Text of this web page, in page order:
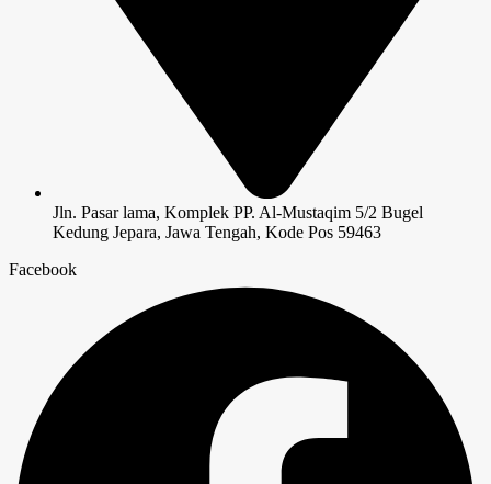
Jln. Pasar lama, Komplek PP. Al-Mustaqim 5/2 Bugel
Kedung Jepara, Jawa Tengah, Kode Pos 59463
Facebook